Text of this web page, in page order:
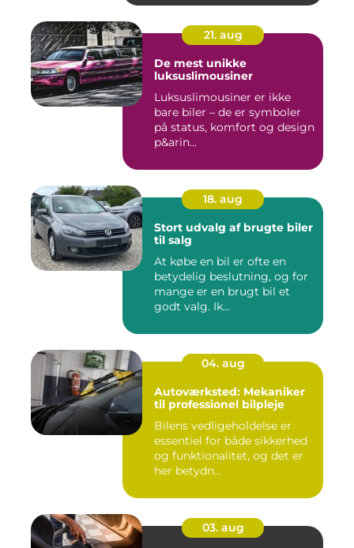
21. aug
De mest unikke
luksuslimousiner
Luksuslimousiner er ikke
bare biler – de er symboler
på status, komfort og design
p&arin...
18. aug
Stort udvalg af brugte biler
til salg
At købe en bil er ofte en
betydelig beslutning, og for
mange er en brugt bil et
godt valg. Ik...
04. aug
Autoværksted: Mekaniker
til professionel bilpleje
Bilens vedligeholdelse er
essentiel for både sikkerhed
og funktionalitet, og det er
her betydn...
03. aug